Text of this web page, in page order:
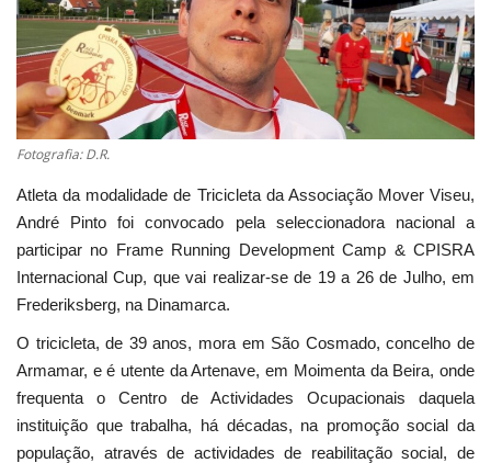
Educação
Estatuto Editorial
Saúde
Lazer
Ambiente
Fotografia: D.R.
Atleta da modalidade de Tricicleta da Associação Mover Viseu,
André Pinto foi convocado pela seleccionadora nacional a
participar no Frame Running Development Camp & CPISRA
Internacional Cup, que vai realizar-se de 19 a 26 de Julho, em
Frederiksberg, na Dinamarca.
O tricicleta, de 39 anos, mora em São Cosmado, concelho de
Armamar, e é utente da Artenave, em Moimenta da Beira, onde
frequenta o Centro de Actividades Ocupacionais daquela
instituição que trabalha, há décadas, na promoção social da
população, através de actividades de reabilitação social, de